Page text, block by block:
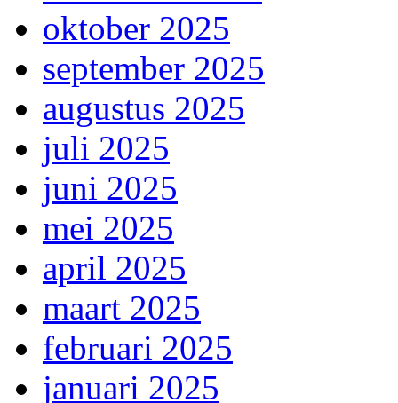
oktober 2025
september 2025
augustus 2025
juli 2025
juni 2025
mei 2025
april 2025
maart 2025
februari 2025
januari 2025